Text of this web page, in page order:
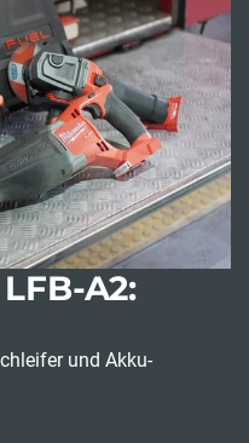
A2:
und Akku-